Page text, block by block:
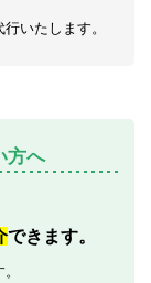
いたします。
方へ
できます。